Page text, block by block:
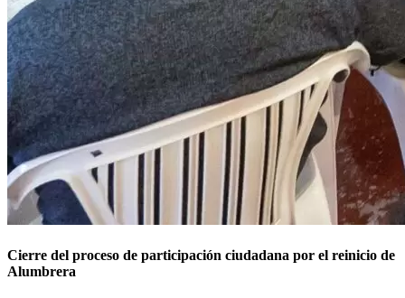
Cierre del proceso de participación ciudadana por el reinicio de
Alumbrera